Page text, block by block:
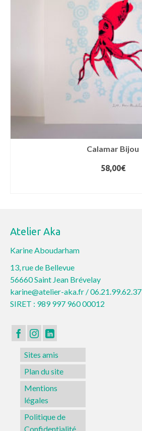
Calamar Bijou
58,00€
Atelier Aka
Karine Aboudarham
13, rue de Bellevue
56660 Saint Jean Brévelay
karine@atelier-aka.fr /06.21.99.62.37
SIRET : 989 997 960 00012
Sites amis
Plan du site
Mentions
légales
Politique de
Confidentialité